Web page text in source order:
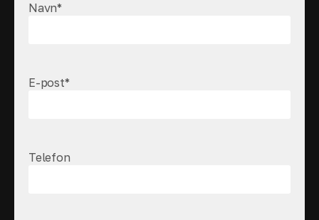
Navn*
E-post*
Telefon